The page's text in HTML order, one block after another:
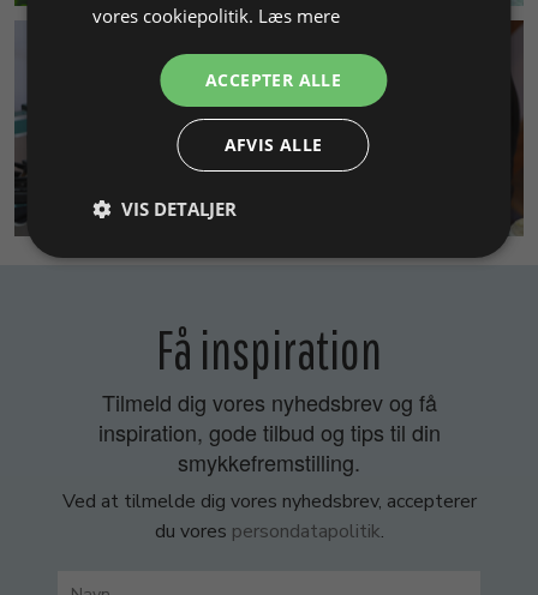
Få inspiration
Tilmeld dig vores nyhedsbrev og få
inspiration, gode tilbud og tips til din
smykkefremstilling.
Ved at tilmelde dig vores nyhedsbrev, accepterer
du vores persondatapolitik.
vores cookiepolitik. Læs mere
ACCEPTER ALLE
AFVIS ALLE
VIS DETALJER